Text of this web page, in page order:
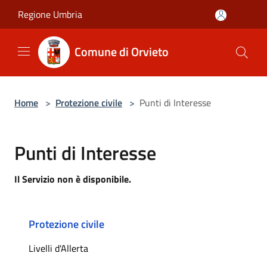
Regione Umbria
Comune di Orvieto
Home > Protezione civile > Punti di Interesse
Punti di Interesse
Il Servizio non è disponibile.
Protezione civile
Livelli d'Allerta